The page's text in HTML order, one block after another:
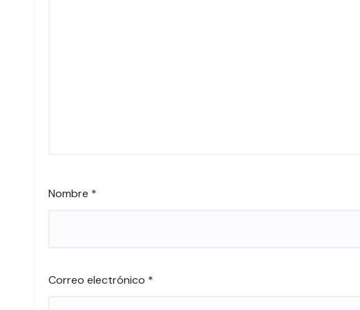
Nombre *
Correo electrónico *